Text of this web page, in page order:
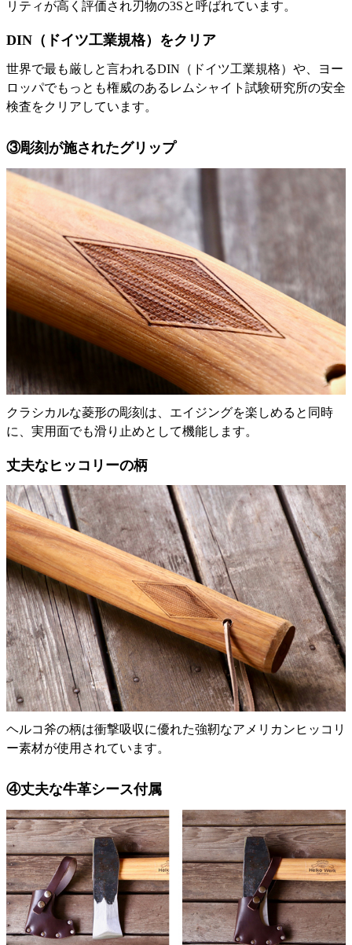
リティが高く評価され刃物の3Sと呼ばれています。
DIN（ドイツ工業規格）をクリア
世界で最も厳しと言われるDIN（ドイツ工業規格）や、ヨー
ロッパでもっとも権威のあるレムシャイト試験研究所の安全
検査をクリアしています。
③彫刻が施されたグリップ
クラシカルな菱形の彫刻は、エイジングを楽しめると同時
に、実用面でも滑り止めとして機能します。
丈夫なヒッコリーの柄
ヘルコ斧の柄は衝撃吸収に優れた強靭なアメリカンヒッコリ
ー素材が使用されています。
④丈夫な牛革シース付属